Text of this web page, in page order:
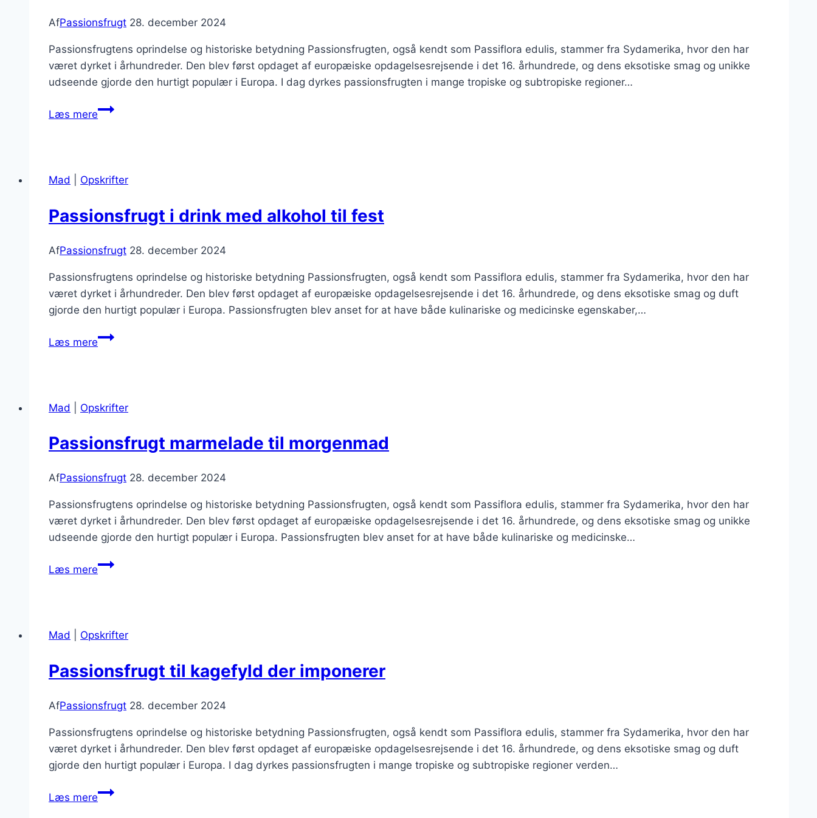
AfPassionsfrugt 28. december 2024
Passionsfrugtens oprindelse og historiske betydning Passionsfrugten, også kendt som Passiflora edulis, stammer fra Sydamerika, hvor den har
været dyrket i århundreder. Den blev først opdaget af europæiske opdagelsesrejsende i det 16. århundrede, og dens eksotiske smag og unikke
udseende gjorde den hurtigt populær i Europa. I dag dyrkes passionsfrugten i mange tropiske og subtropiske regioner…
Læs merePassionsfrugt
ekstra
madlavning
Mad Opskrifter
Passionsfrugt i drink med alkohol til fest
AfPassionsfrugt 28. december 2024
Passionsfrugtens oprindelse og historiske betydning Passionsfrugten, også kendt som Passiflora edulis, stammer fra Sydamerika, hvor den har
været dyrket i århundreder. Den blev først opdaget af europæiske opdagelsesrejsende i det 16. århundrede, og dens eksotiske smag og duft
gjorde den hurtigt populær i Europa. Passionsfrugten blev anset for at have både kulinariske og medicinske egenskaber,…
Læs merePassionsfrugt
alkohol
Mad Opskrifter
Passionsfrugt marmelade til morgenmad
AfPassionsfrugt 28. december 2024
Passionsfrugtens oprindelse og historiske betydning Passionsfrugten, også kendt som Passiflora edulis, stammer fra Sydamerika, hvor den har
været dyrket i århundreder. Den blev først opdaget af europæiske opdagelsesrejsende i det 16. århundrede, og dens eksotiske smag og unikke
udseende gjorde den hurtigt populær i Europa. Passionsfrugten blev anset for at have både kulinariske og medicinske…
Læs merePassionsfrugt
Mad
Opskrifter
Passionsfrugt til kagefyld der imponerer
AfPassionsfrugt 28. december 2024
Passionsfrugtens oprindelse og historiske betydning Passionsfrugten, også kendt som Passiflora edulis, stammer fra Sydamerika, hvor den har
været dyrket i århundreder. Den blev først opdaget af europæiske opdagelsesrejsende i det 16. århundrede, og dens eksotiske smag og duft
gjorde den hurtigt populær i Europa. I dag dyrkes passionsfrugten i mange tropiske og subtropiske regioner verden…
Læs merePassionsfrugt